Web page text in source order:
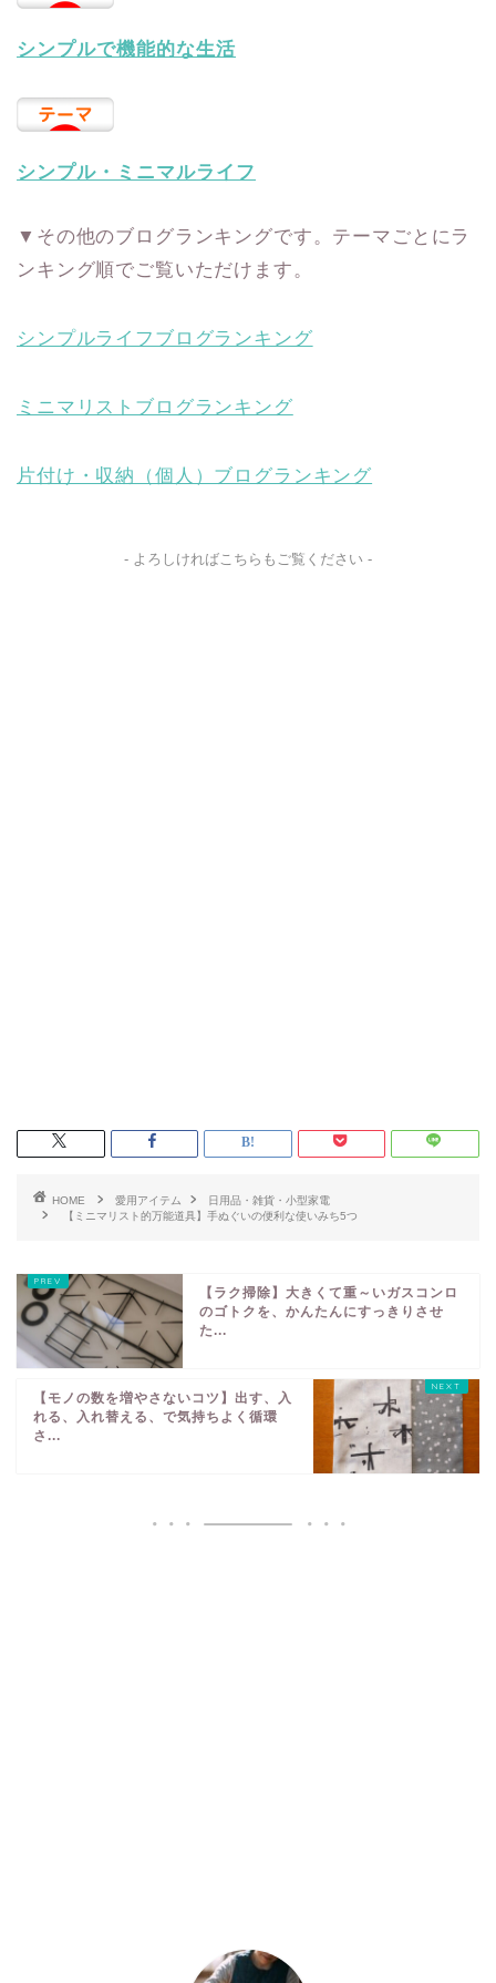
シンプルで機能的な生活
シンプル・ミニマルライフ
▼その他のブログランキングです。テーマごとにラ
ンキング順でご覧いただけます。
シンプルライフブログランキング
ミニマリストブログランキング
片付け・収納（個人）ブログランキング
- よろしければこちらもご覧ください -
HOME 愛用アイテム
日用品・雑貨・小型家電
【ミニマリスト的万能道具】手ぬぐいの便利な使いみち5つ
【ラク掃除】大きくて重～いガスコンロ
のゴトクを、かんたんにすっきりさせ
た...
【モノの数を増やさないコツ】出す、入
れる、入れ替える、で気持ちよく循環
さ...